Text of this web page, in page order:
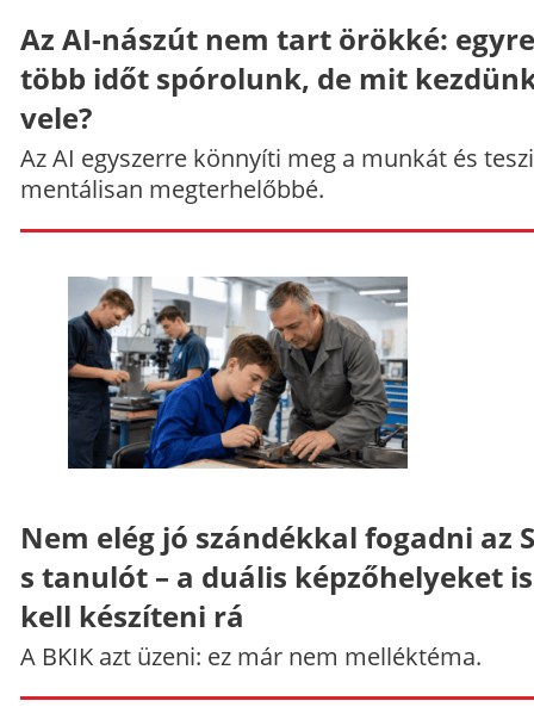
Az AI-nászút nem tart örökké: egyre
több időt spórolunk, de mit
vele?
Az AI egyszerre könnyíti meg a munkát és
mentálisan megterhelőbbé.
Nem elég jó szándékkal fogadni az
s tanulót – a duális képzőhelyeket
kell készíteni rá
A BKIK azt üzeni: ez már nem melléktéma.